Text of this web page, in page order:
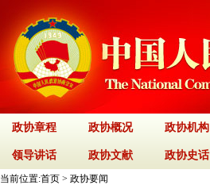
政协章程 政协概况 政协机构
领导讲话 政协文献 政协史话
当前位置:首页 > 政协要闻